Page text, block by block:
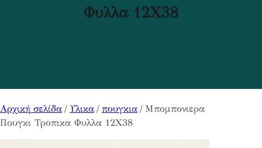
Φυλλα 12Χ38
Αρχική σελίδα / Υλικα / πουγκια / Μπομπονιερα
Πουγκι Τροπικα Φυλλα 12Χ38